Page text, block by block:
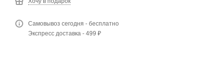
Самовывоз сегодня - бесплатно
Экспресс доставка - 499 ₽